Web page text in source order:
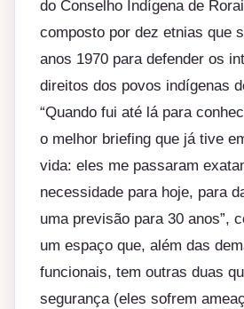
do Conselho Indígena de
composto por dez etnias que
anos 1970 para defender os
direitos dos povos indígenas
“Quando fui até lá para
o melhor briefing que já tive
vida: eles me passaram
necessidade para hoje, para
uma previsão para 30 anos”,
um espaço que, além das
funcionais, tem outras duas
segurança (eles sofrem